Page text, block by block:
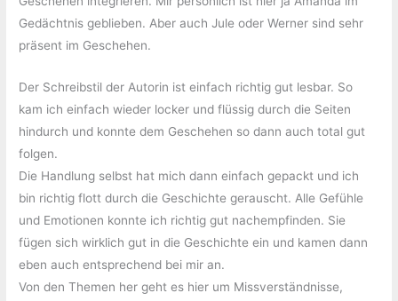
Gedächtnis geblieben. Aber auch Jule oder Werner sind sehr
präsent im Geschehen.
Der Schreibstil der Autorin ist einfach richtig gut lesbar. So
kam ich einfach wieder locker und flüssig durch die Seiten
hindurch und konnte dem Geschehen so dann auch total gut
folgen.
Die Handlung selbst hat mich dann einfach gepackt und ich
bin richtig flott durch die Geschichte gerauscht. Alle Gefühle
und Emotionen konnte ich richtig gut nachempfinden. Sie
fügen sich wirklich gut in die Geschichte ein und kamen dann
eben auch entsprechend bei mir an.
Von den Themen her geht es hier um Missverständnisse,